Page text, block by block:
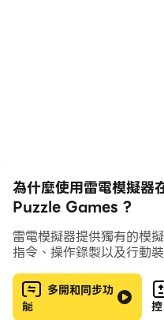
- 使用相機或畫廊拼圖。
- 沒有任何應用內購買，
玩智力遊戲可以同時具有
為什麼使用雷電模擬
Puzzle Games ?
雷電模擬器提供獨有的模
指令、操作錄製以及行動
多開和同步功
能
控